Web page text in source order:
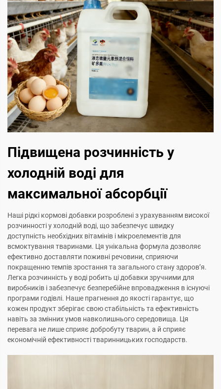
Підвищена розчинність у
холодній воді для
максимальної абсорбції
Наші рідкі кормові добавки розроблені з урахуванням високої
розчинності у холодній воді, що забезпечує швидку
доступність необхідних вітамінів і мікроелементів для
всмоктування тваринами. Ця унікальна формула дозволяє
ефективно доставляти поживні речовини, сприяючи
покращенню темпів зростання та загального стану здоров’я.
Легка розчинність у воді робить ці добавки зручними для
виробників і забезпечує безперебійне впровадження в існуючі
програми годівлі. Наше прагнення до якості гарантує, що
кожен продукт зберігає свою стабільність та ефективність
навіть за змінних умов навколишнього середовища. Ця
перевага не лише сприяє добробуту тварин, а й сприяє
економічній ефективності тваринницьких господарств.